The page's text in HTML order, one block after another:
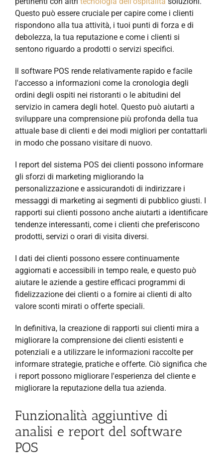
Questo può essere cruciale per capire come i clienti
rispondono alla tua attività, i tuoi punti di forza e di
debolezza, la tua reputazione e come i clienti si
sentono riguardo a prodotti o servizi specifici.
Il software POS rende relativamente rapido e facile
l'accesso a informazioni come la cronologia degli
ordini degli ospiti nei ristoranti o le abitudini del
servizio in camera degli hotel. Questo può aiutarti a
sviluppare una comprensione più profonda della tua
attuale base di clienti e dei modi migliori per contattarli
in modo che possano visitare di nuovo.
I report del sistema POS dei clienti possono informare
gli sforzi di marketing migliorando la
personalizzazione e assicurandoti di indirizzare i
messaggi di marketing ai segmenti di pubblico giusti. I
rapporti sui clienti possono anche aiutarti a identificare
tendenze interessanti, come i clienti che preferiscono
prodotti, servizi o orari di visita diversi.
I dati dei clienti possono essere continuamente
aggiornati e accessibili in tempo reale, e questo può
aiutare le aziende a gestire efficaci programmi di
fidelizzazione dei clienti o a fornire ai clienti di alto
valore sconti mirati o offerte speciali.
In definitiva, la creazione di rapporti sui clienti mira a
migliorare la comprensione dei clienti esistenti e
potenziali e a utilizzare le informazioni raccolte per
informare strategie, pratiche e offerte. Ciò significa che
i report possono migliorare l'esperienza del cliente e
migliorare la reputazione della tua azienda.
Funzionalità aggiuntive di
analisi e report del software
POS